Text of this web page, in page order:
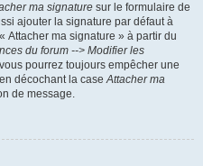
ma signature sur le formulaire de
ajouter la signature par défaut à
Attacher ma signature » à partir du
du forum --> Modifier les
pourrez toujours empêcher une
décochant la caseAttacher ma
de message.